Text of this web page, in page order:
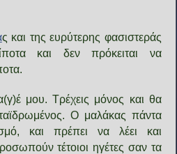
ς και της ευρύτερης φασιστεράς
και δεν πρόκειται να
μου. Τρέχεις μόνος και θα
Ο μαλάκας πάντα
και πρέπει να λέει και
τέτοιοι ηγέτες σαν τα